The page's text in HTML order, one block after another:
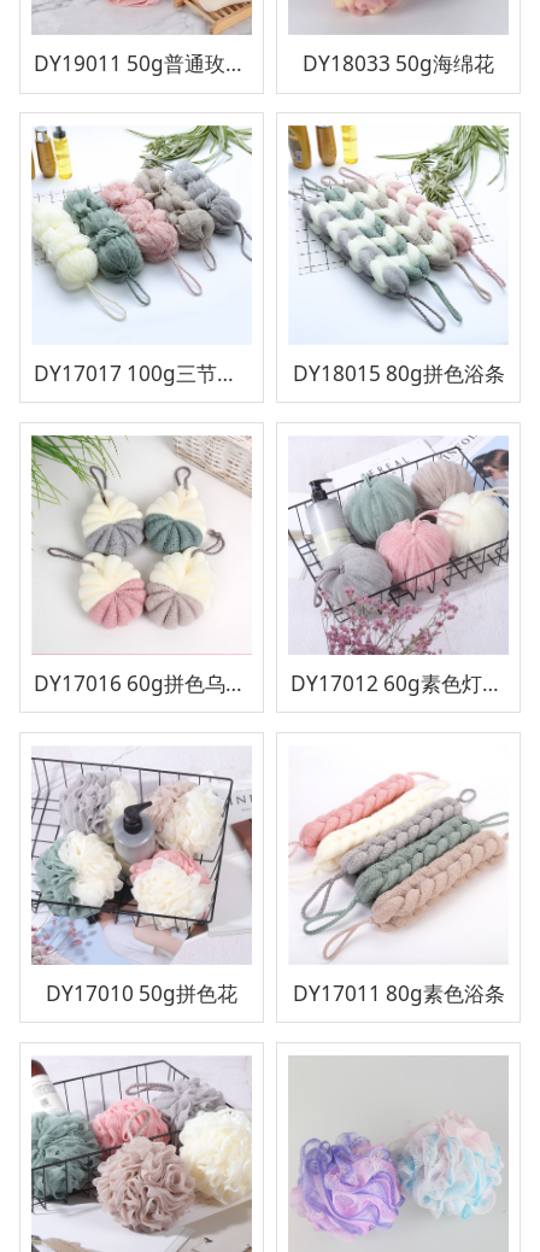
DY19011 50g普通玫瑰花 DY18033 50g海绵花
DY17017 100g三节灯笼 DY18015 80g拼色浴条
DY17016 60g拼色乌龟球 DY17012 60g素色灯笼球
DY17010 50g拼色花 DY17011 80g素色浴条